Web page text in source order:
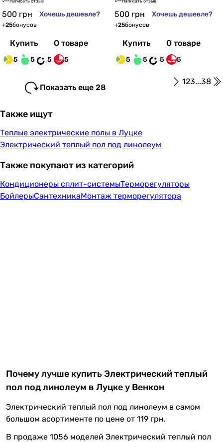
Написать отзыв
500 грн Хочешь дешевле?
+25бонусов
Купить О товаре
5 5 5 5
Написать отзыв
500 грн Хочешь дешевле?
+25бонусов
Купить О товаре
5 5 5 5
Показать еще 28
123...38
Также ищут
Теплые электрические полы в Луцке
Электрический теплый пол под линолеум
Также покупают из категорий
Кондиционеры сплит-системыТерморегуляторы
БойлерыСантехникаМонтаж терморегулятора
Почему лучше купить Электрический теплый
пол под линолеум в Луцке у Венкон
Электрический теплый пол под линолеум в самом
большом асортименте по цене от 119 грн.
В продаже 1056 моделей Электрический теплый пол